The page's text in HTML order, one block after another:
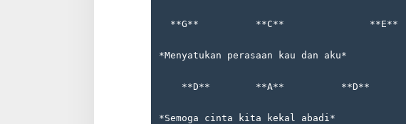
  **G**          **C**               **E**
*Menyatukan perasaan kau dan aku*
    **D**        **A**          **D**
*Semoga cinta kita kekal abadi*